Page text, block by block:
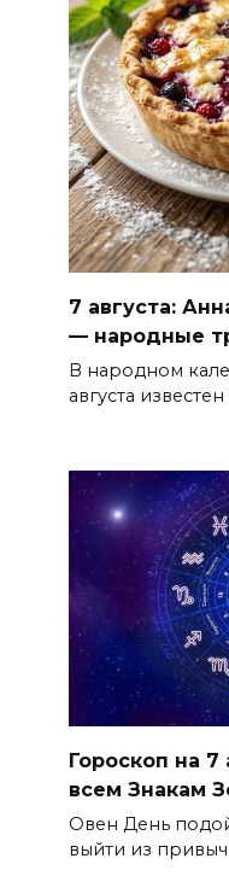
7 августа:
— народные
В народном
августа известен
Гороскоп на 7
всем Знакам
Овен День
выйти из